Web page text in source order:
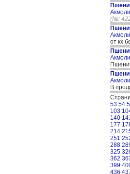
(№:
от кх
В
53 54
103
140
177
214
251
288
325
362
399
436